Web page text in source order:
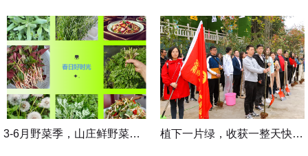
3-6月野菜季，山庄鲜野菜，现挖现吃更有味！
立
即
预
植下一片绿，收获一整天快乐丨植树节专属活动上线